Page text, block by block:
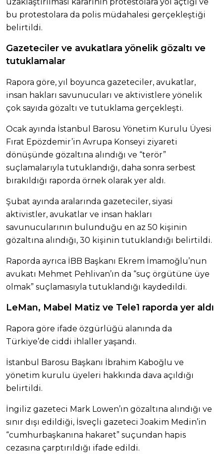
bu protestolara da polis müdahalesi gerçekleştiği
belirtildi.
Gazeteciler ve avukatlara yönelik gözaltı ve
tutuklamalar
Rapora göre, yıl boyunca gazeteciler, avukatlar,
insan hakları savunucuları ve aktivistlere yönelik
çok sayıda gözaltı ve tutuklama gerçekleşti.
Ocak ayında İstanbul Barosu Yönetim Kurulu Üyesi
Fırat Epözdemir’in Avrupa Konseyi ziyareti
dönüşünde gözaltına alındığı ve “terör”
suçlamalarıyla tutuklandığı, daha sonra serbest
bırakıldığı raporda örnek olarak yer aldı.
Şubat ayında aralarında gazeteciler, siyasi
aktivistler, avukatlar ve insan hakları
savunucularının bulunduğu en az 50 kişinin
gözaltına alındığı, 30 kişinin tutuklandığı belirtildi.
Raporda ayrıca İBB Başkanı Ekrem İmamoğlu’nun
avukatı Mehmet Pehlivan’ın da “suç örgütüne üye
olmak” suçlamasıyla tutuklandığı kaydedildi.
LeMan, Mabel Matiz ve Tele1 raporda yer aldı
Rapora göre ifade özgürlüğü alanında da
Türkiye’de ciddi ihlaller yaşandı.
İstanbul Barosu Başkanı İbrahim Kaboğlu ve
yönetim kurulu üyeleri hakkında dava açıldığı
belirtildi.
İngiliz gazeteci Mark Lowen’ın gözaltına alındığı ve
sınır dışı edildiği, İsveçli gazeteci Joakim Medin’in
“cumhurbaşkanına hakaret” suçundan hapis
cezasına çarptırıldığı ifade edildi.